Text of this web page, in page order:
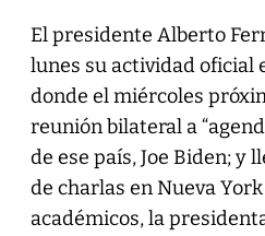
El presidente Alberto
lunes su actividad oficial
donde el miércoles
reunión bilateral a
de ese país, Joe Biden; y
de charlas en Nueva
académicos, la